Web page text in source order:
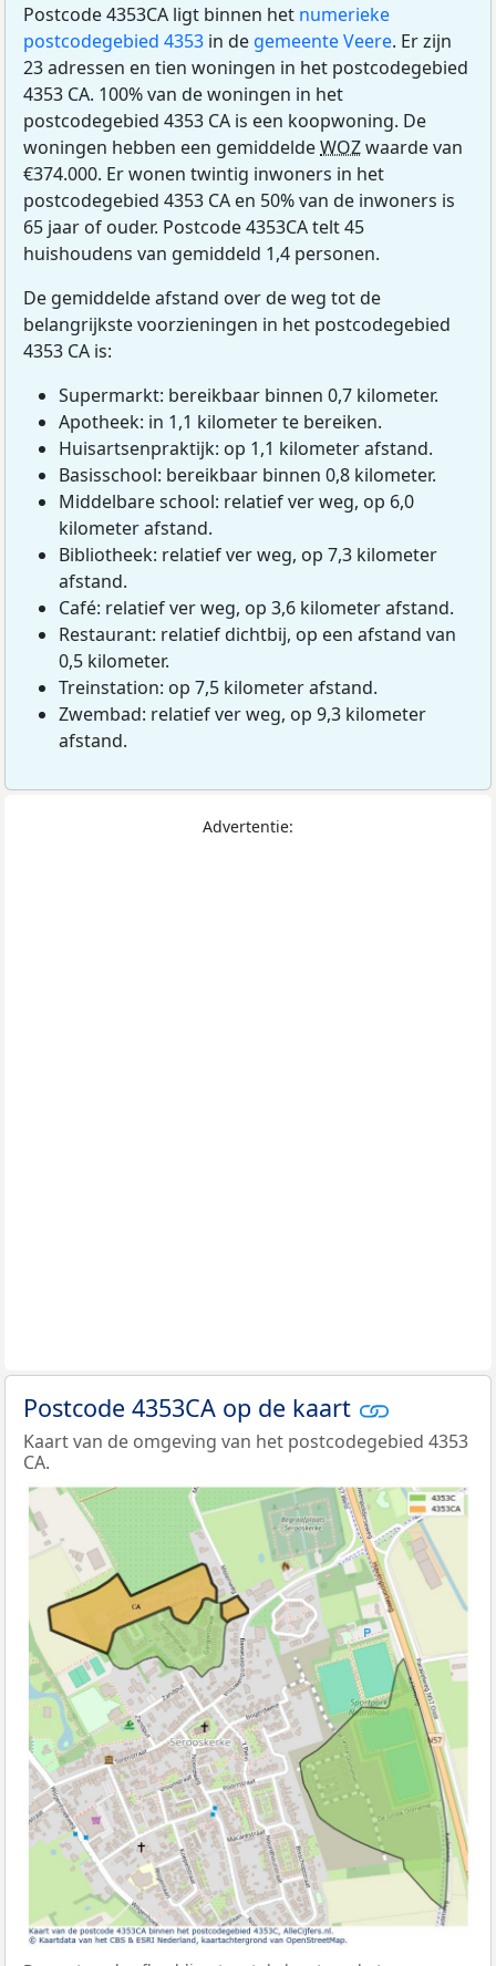
Postcode 4353CA ligt binnen het numerieke
postcodegebied 4353 in de gemeente Veere. Er zijn
23 adressen en tien woningen in het postcodegebied
4353 CA. 100% van de woningen in het
postcodegebied 4353 CA is een koopwoning. De
woningen hebben een gemiddeldeWOZwaarde van
€374.000. Er wonen twintig inwoners in het
postcodegebied 4353 CA en 50% van de inwoners is
65 jaar of ouder. Postcode 4353CA telt 45
huishoudens van gemiddeld 1,4 personen.
De gemiddelde afstand over de weg tot de
belangrijkste voorzieningen in het postcodegebied
4353 CA is:
Supermarkt: bereikbaar binnen 0,7 kilometer.
Apotheek: in 1,1 kilometer te bereiken.
Huisartsenpraktijk: op 1,1 kilometer afstand.
Basisschool: bereikbaar binnen 0,8 kilometer.
Middelbare school: relatief ver weg, op 6,0
kilometer afstand.
Bibliotheek: relatief ver weg, op 7,3 kilometer
afstand.
Café: relatief ver weg, op 3,6 kilometer afstand.
Restaurant: relatief dichtbij, op een afstand van
0,5 kilometer.
Treinstation: op 7,5 kilometer afstand.
Zwembad: relatief ver weg, op 9,3 kilometer
afstand.
Advertentie:
Postcode 4353CA op de kaart
Kaart van de omgeving van het postcodegebied 4353
CA.